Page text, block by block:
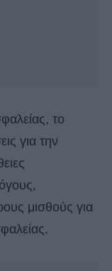
το
για την
μισθούς για